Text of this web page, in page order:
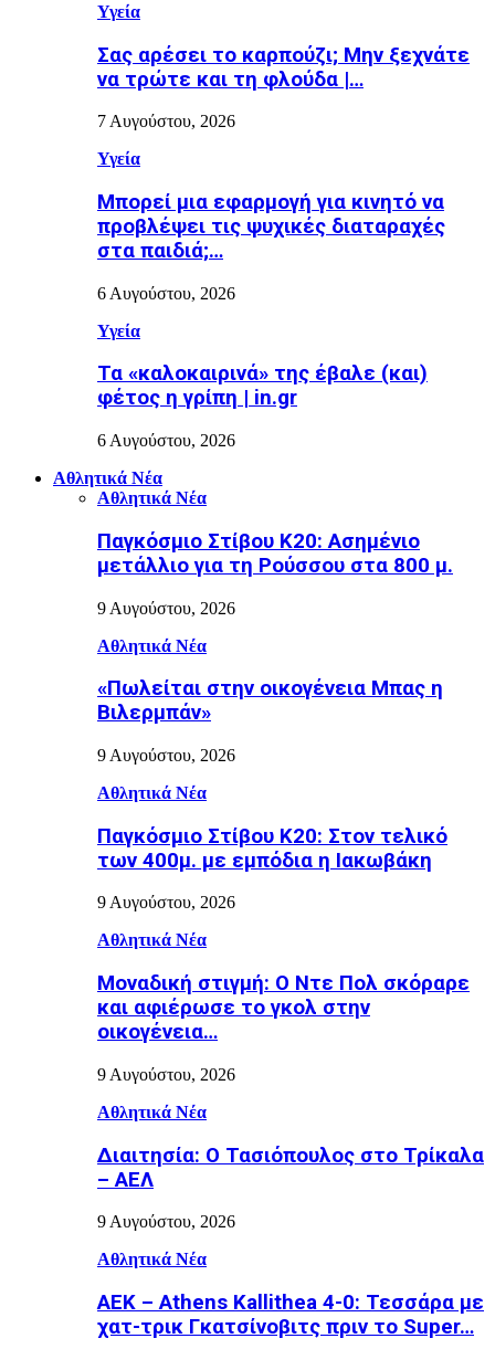
Υγεία
Σας αρέσει το καρπούζι; Μην ξεχνάτε
να τρώτε και τη φλούδα |…
7 Αυγούστου, 2026
Υγεία
Μπορεί μια εφαρμογή για κινητό να
προβλέψει τις ψυχικές διαταραχές
στα παιδιά;…
6 Αυγούστου, 2026
Υγεία
Τα «καλοκαιρινά» της έβαλε (και)
φέτος η γρίπη | in.gr
6 Αυγούστου, 2026
Αθλητικά Νέα
Αθλητικά Νέα
Παγκόσμιο Στίβου Κ20: Ασημένιο
μετάλλιο για τη Ρούσσου στα 800 μ.
9 Αυγούστου, 2026
Αθλητικά Νέα
«Πωλείται στην οικογένεια Μπας η
Βιλερμπάν»
9 Αυγούστου, 2026
Αθλητικά Νέα
Παγκόσμιο Στίβου Κ20: Στον τελικό
των 400μ. με εμπόδια η Ιακωβάκη
9 Αυγούστου, 2026
Αθλητικά Νέα
Μοναδική στιγμή: Ο Ντε Πολ σκόραρε
και αφιέρωσε το γκολ στην
οικογένεια…
9 Αυγούστου, 2026
Αθλητικά Νέα
Διαιτησία: Ο Τασιόπουλος στο Τρίκαλα
– ΑΕΛ
9 Αυγούστου, 2026
Αθλητικά Νέα
ΑΕΚ – Athens Kallithea 4-0: Τεσσάρα με
χατ-τρικ Γκατσίνοβιτς πριν το Super…